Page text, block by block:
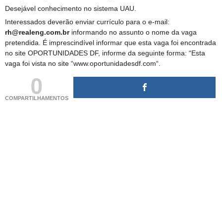
Desejável conhecimento no sistema UAU.
Interessados deverão enviar currículo para o e-mail:
rh@realeng.com.brinformando no assunto o nome da vaga
pretendida. É imprescindível informar que esta vaga foi encontrada
no site OPORTUNIDADES DF, informe da seguinte forma: “Esta
vaga foi vista no site “www.oportunidadesdf.com“.
0
COMPARTILHAMENTOS